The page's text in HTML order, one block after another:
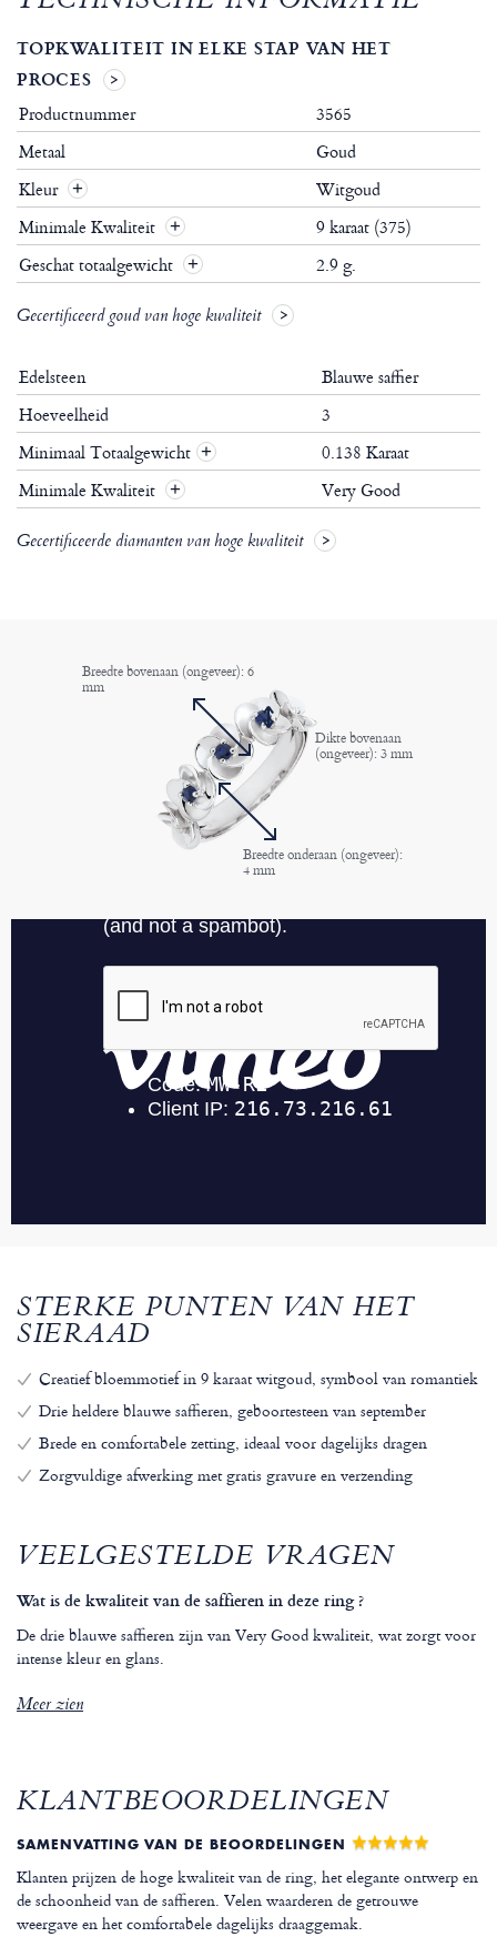
TOPKWALITEIT IN ELKE STAP VAN HET
PROCES
Productnummer
3565
Metaal
Goud
Kleur
Witgoud
Minimale Kwaliteit
9 karaat (375)
Geschat totaalgewicht
2.9 g.
Gecertificeerd goud van hoge kwaliteit
Edelsteen
Blauwe saffier
Hoeveelheid
3
Minimaal Totaalgewicht +
0.138 Karaat
Minimale Kwaliteit
+ Very Good
Gecertificeerde diamanten van hoge kwaliteit
Breedte bovenaan (ongeveer): 6
mm
Dikte bovenaan
(ongeveer): 3 mm
Breedte onderaan (ongeveer):
4 mm
STERKE PUNTEN VAN HET
SIERAAD
Creatief bloemmotief in 9 karaat witgoud, symbool van romantiek
Drie heldere blauwe saffieren, geboortesteen van september
Brede en comfortabele zetting, ideaal voor dagelijks dragen
Zorgvuldige afwerking met gratis gravure en verzending
VEELGESTELDE VRAGEN
Wat is de kwaliteit van de saffieren in deze ring ?
De drie blauwe saffieren zijn van Very Good kwaliteit, wat zorgt voor
intense kleur en glans.
Meer zien
KLANTBEOORDELINGEN
SAMENVATTING VAN DE BEOORDELINGEN
Klanten prijzen de hoge kwaliteit van de ring, het elegante ontwerp en
de schoonheid van de saffieren. Velen waarderen de getrouwe
weergave en het comfortabele dagelijks draaggemak.